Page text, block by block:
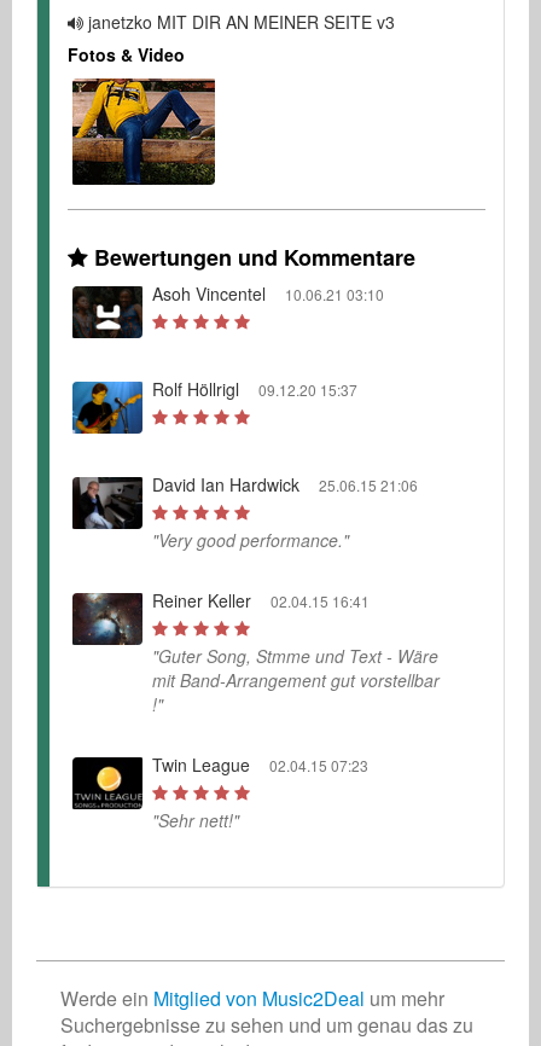
janetzko MIT DIR AN MEINER SEITE v3
Fotos & Video
Bewertungen und Kommentare
Asoh Vincentel 10.06.21 03:10
Rolf Höllrigl 09.12.20 15:37
David Ian Hardwick 25.06.15 21:06
"Very good performance."
Reiner Keller 02.04.15 16:41
"Guter Song, Stmme und Text - Wäre
mit Band-Arrangement gut vorstellbar
!"
Twin League 02.04.15 07:23
"Sehr nett!"
Werde ein Mitglied von Music2Deal um mehr
Suchergebnisse zu sehen und um genau das zu